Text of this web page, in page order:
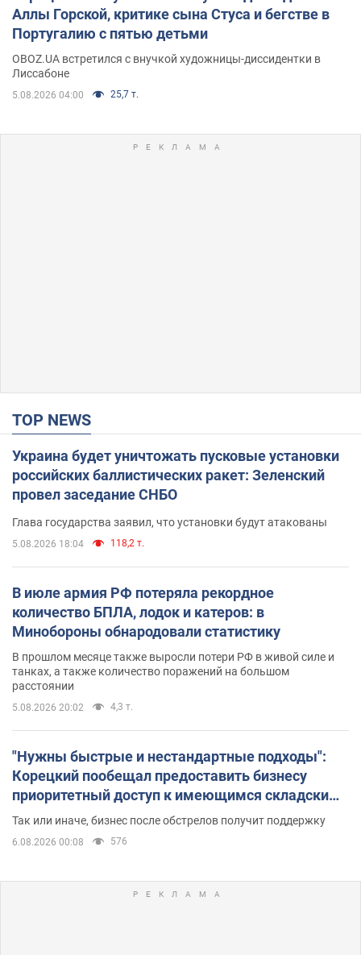
Аллы Горской, критике сына Стуса и бегстве в
Португалию с пятью детьми
OBOZ.UA встретился с внучкой художницы-диссидентки в
Лиссабоне
5.08.2026 04:00 25,7 т.
TOP NEWS
Украина будет уничтожать пусковые установки
российских баллистических ракет: Зеленский
провел заседание СНБО
Глава государства заявил, что установки будут атакованы
5.08.2026 18:04 118,2 т.
В июле армия РФ потеряла рекордное
количество БПЛА, лодок и катеров: в
Минобороны обнародовали статистику
В прошлом месяце также выросли потери РФ в живой силе и
танках, а также количество поражений на большом
расстоянии
5.08.2026 20:02 4,3 т.
"Нужны быстрые и нестандартные подходы":
Корецкий пообещал предоставить бизнесу
приоритетный доступ к имеющимся складским
помещениям
Так или иначе, бизнес после обстрелов получит поддержку
6.08.2026 00:08 576